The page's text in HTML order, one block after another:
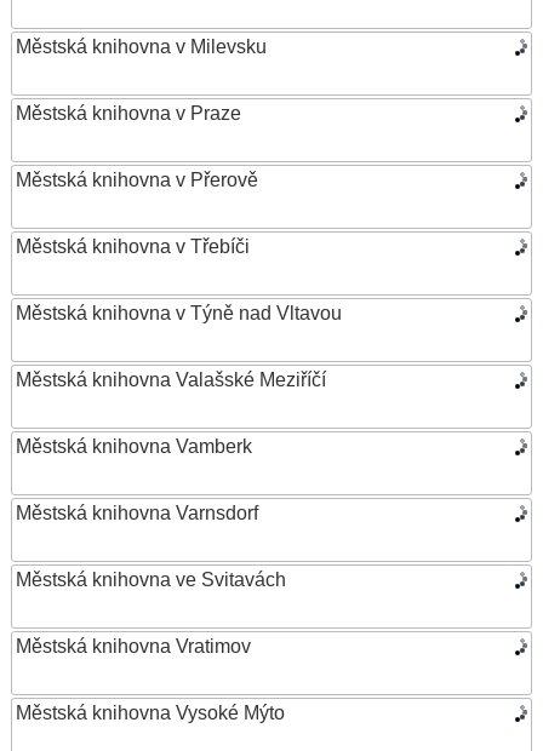
Městská knihovna v Milevsku
Městská knihovna v Praze
Městská knihovna v Přerově
Městská knihovna v Třebíči
Městská knihovna v Týně nad Vltavou
Městská knihovna Valašské Meziříčí
Městská knihovna Vamberk
Městská knihovna Varnsdorf
Městská knihovna ve Svitavách
Městská knihovna Vratimov
Městská knihovna Vysoké Mýto